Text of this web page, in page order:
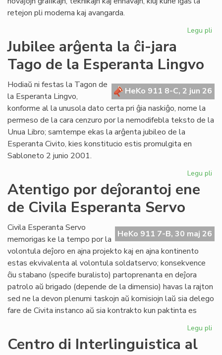
retejon pli moderna kaj avangarda.
Legu pli
Jubilee arĝenta la ĉi-jara
Tago de la Esperanta Lingvo
HeKo 911 8-C, 2 jun 26
Hodiaŭ ni festas la Tagon de
la Esperanta Lingvo,
konforme al la unusola dato certa pri ĝia naskiĝo, nome la
permeso de la cara cenzuro por la nemodifebla teksto de la
Unua Libro; samtempe ekas la arĝenta jubileo de la
Esperanta Civito, kies konstitucio estis promulgita en
Sabloneto 2 junio 2001.
Legu pli
Atentigo por deĵorantoj ene
de Civila Esperanta Servo
HeKo 911 7-B, 30 maj 26
Civila Esperanta Servo
memorigas ke la tempo por la
volontula deĵoro en ajna projekto kaj en ajna kontinento
estas ekvivalenta al volontula soldatservo; konsekvence
ĉiu stabano (specife buralisto) partoprenanta en deĵora
patrolo aŭ brigado (depende de la dimensio) havas la rajton
sed ne la devon plenumi taskojn aŭ komisiojn laŭ sia delego
fare de Civita instanco aŭ sia kontrakto kun paktinta es
Legu pli
Centro di Interlinguistica al